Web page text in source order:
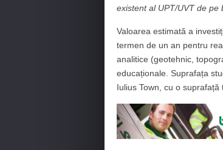
existent al UPT/UVT de pe
Valoarea estimată a
termen de un an pentru
analitice (geotehnic,
educaționale. Suprafața
Iulius Town, cu o suprafață